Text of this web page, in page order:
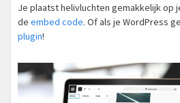
Je plaatst helivluchten gemakkelijk op
de embed code. Of als je WordPress
plugin!